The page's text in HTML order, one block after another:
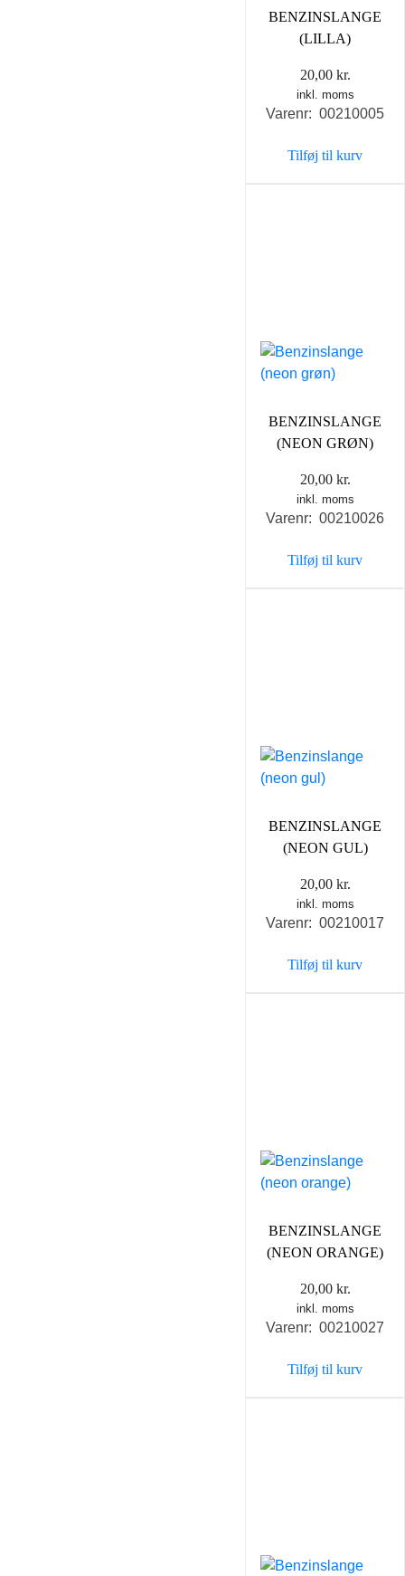
BENZINSLANGE
(LILLA)
20,00 kr.
inkl. moms
Varenr: 00210005
Tilføj til kurv
BENZINSLANGE
(NEON GRØN)
20,00 kr.
inkl. moms
Varenr: 00210026
Tilføj til kurv
BENZINSLANGE
(NEON GUL)
20,00 kr.
inkl. moms
Varenr: 00210017
Tilføj til kurv
BENZINSLANGE
(NEON ORANGE)
20,00 kr.
inkl. moms
Varenr: 00210027
Tilføj til kurv